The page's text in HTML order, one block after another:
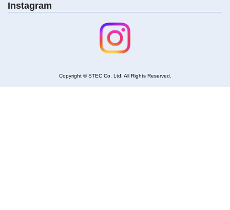
Instagram
Copyright © STEC Co. Ltd. All Rights Reserved